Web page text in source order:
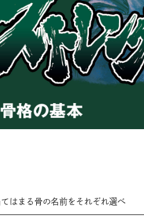
てはまる骨の名前をそれぞれ選べ